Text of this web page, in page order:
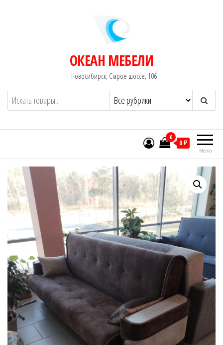
ОКЕАН МЕБЕЛИ
г. Новосибирск, Старое шоссе, 106
Меню
0
0 ₽